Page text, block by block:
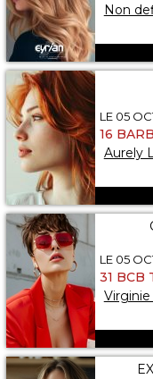
Non
LE 05
16
Aurely
LE 05
31 BCB